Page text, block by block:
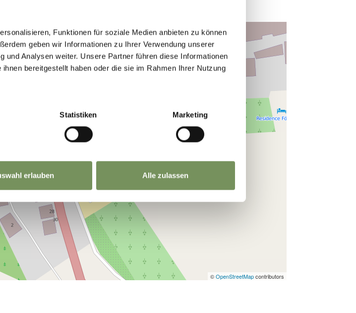
Funktionen für soziale Medien anbieten zu können
geben wir Informationen zu Ihrer Verwendung unserer
und Analysen weiter. Unsere Partner führen diese Informationen
bereitgestellt haben oder die sie im Rahmen Ihrer Nutzung
Statistiken Marketing
erlauben Alle zulassen
©OpenStreetMapcontributors